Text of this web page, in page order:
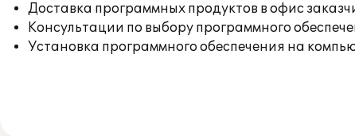
Доставка программных продуктов в офис
Консультации по выбору программного
Установка программного обеспечения на